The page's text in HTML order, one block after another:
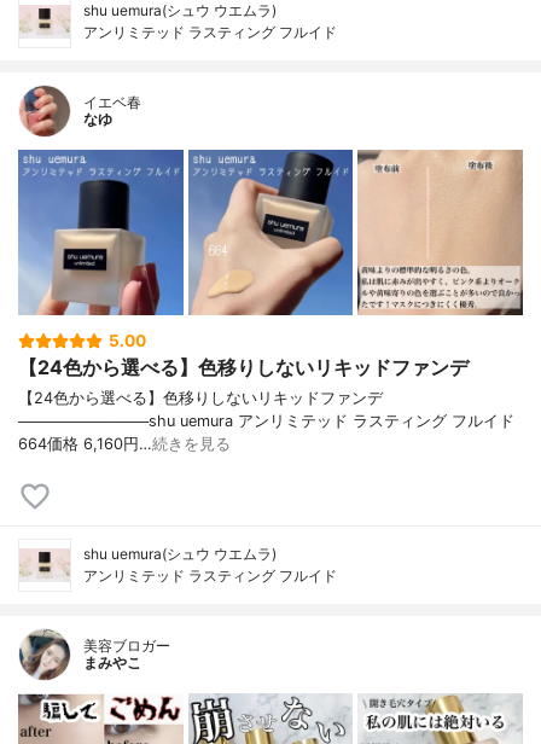
shu uemura(シュウ ウエムラ)
アンリミテッド ラスティング フルイド
イエベ春
なゆ
5.00
【24色から選べる】色移りしないリキッドファンデ
【24色から選べる】色移りしないリキッドファンデ
────────────shu uemura アンリミテッド ラスティング フルイド
664価格 6,160円…続きを見る
shu uemura(シュウ ウエムラ)
アンリミテッド ラスティング フルイド
美容ブロガー
まみやこ